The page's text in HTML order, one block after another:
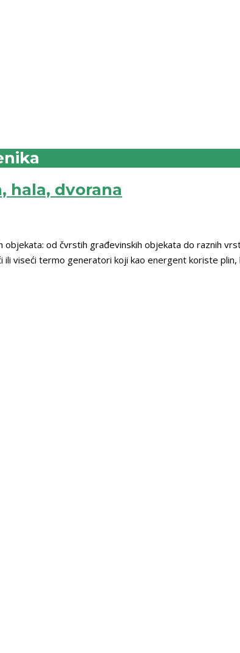
hala, dvorana
od čvrstih građevinskih objekata do raznih
viseći termo generatori koji kao energent koriste